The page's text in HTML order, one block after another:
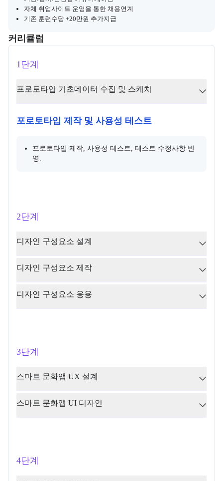
자체 취업사이트 운영을 통한 채용연계
기존 훈련수당 +20만원 추가지급
커리큘럼
교육과정의 커리큘럼 정보를 안내한다.
커리큘럼
1단계
프로토타입 기초데이터 수집 및 스케치
포로토타입 제작 및 사용성 테스트
프로토타입 제작, 사용성 테스트, 테스트 수정사항 반
영.
2단계
디자인 구성요소 설계
디자인 구성요소 제작
디자인 구성요소 응용
3단계
스마트 문화앱 UX 설계
스마트 문화앱 UI 디자인
4단계